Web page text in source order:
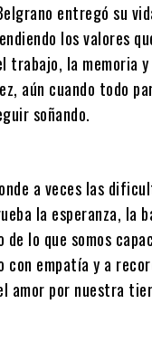
entregó su
los valores
trabajo, la memoria
aún cuando todo
soñando.
a veces las
la esperanza, la
lo que somos
empatía y a
amor por nuestra